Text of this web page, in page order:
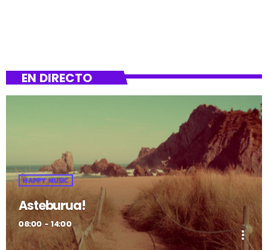
EN DIRECTO
HAPPY MUSIC
Asteburua!
08:00 - 14:00
more_vert